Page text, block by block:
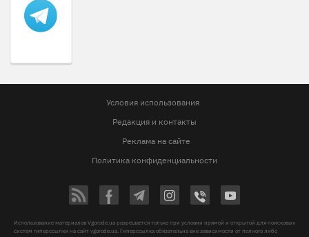
Условия использования
Редакция и контакты
Реклама на сайте
Политика конфиденциальности
Использование материалов Vgorode.ua разрешается только при условии прямой и открытой для поисковых
систем гиперссылки на сайт vgorode.ua. Гиперссылка обязательна вне зависимости от полного либо